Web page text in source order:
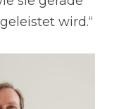
wird.“